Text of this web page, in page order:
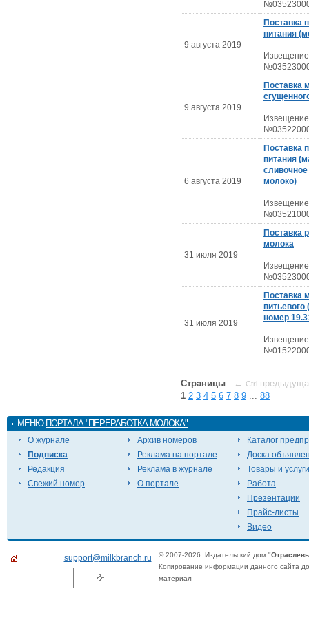
9 августа 2019
Поставка
питания
Извещение
9 августа 2019
Поставка
Извещение
6 августа 2019
Поставка
питания
молоко)
Извещение
31 июля 2019
Поставка
молока
Извещение
31 июля 2019
Поставка
питьевого
номер
Извещение
Страницы ← Ctrl
1 2 3 4 5 6 7 8 9 ... 88
МЕНЮ ПОРТАЛА "ПЕРЕРАБОТКА МОЛОКА"
О журнале
Подписка
Редакция
Свежий номер
Архив номеров
Реклама на портале
Реклама в журнале
О портале
Каталог
Доска
Товары и услуги
Работа
Презентации
Прайс-листы
Видео
support@milkbranch.ru © 2007-2026. Издательский дом "
Копирование информации данного сайта
материал